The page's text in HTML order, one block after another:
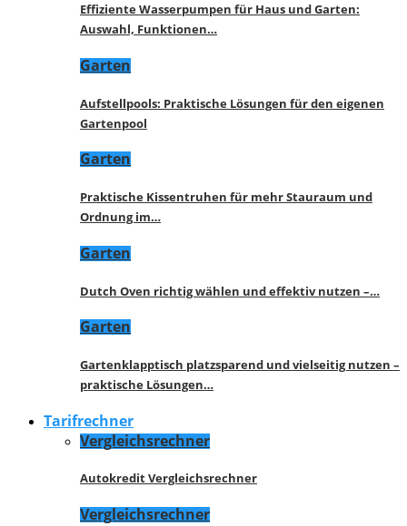
Effiziente Wasserpumpen für Haus und Garten:
Auswahl, Funktionen…
Garten
Aufstellpools: Praktische Lösungen für den eigenen
Gartenpool
Garten
Praktische Kissentruhen für mehr Stauraum und
Ordnung im…
Garten
Dutch Oven richtig wählen und effektiv nutzen –…
Garten
Gartenklapptisch platzsparend und vielseitig nutzen –
praktische Lösungen…
Tarifrechner
Vergleichsrechner
Autokredit Vergleichsrechner
Vergleichsrechner